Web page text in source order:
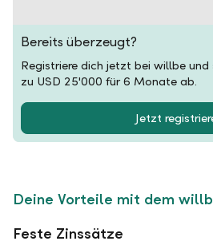
Bereits überzeugt?
Registriere dich jetzt bei willbe und
zu USD 25'000 für 6 Monate ab.
Jetzt
Deine Vorteile mit dem
Feste Zinssätze